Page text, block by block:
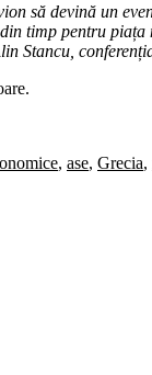
să devină un
timp pentru
Stancu,
, ase, Grecia,